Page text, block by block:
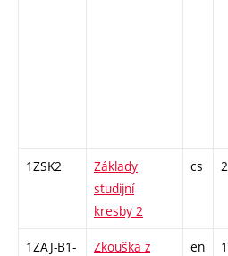
1ZSK2
Základy
studijní
kresby 2
cs 2
1ZAJ-B1-
Zkouška z
en 1